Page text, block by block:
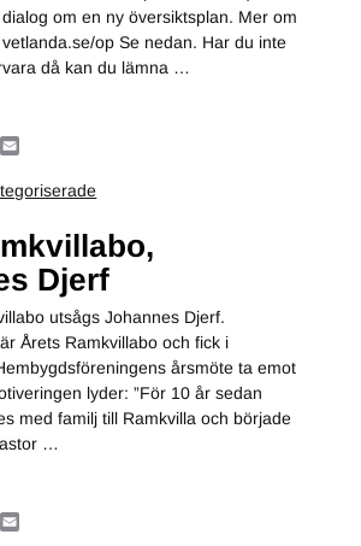
om en ny översiktsplan. Mer om
op Se nedan. Har du inte
då kan du lämna …
P
a
i
Djerf
utsågs Johannes Djerf.
Årets Ramkvillabo och fick i
årsmöte ta emot
lyder: ”För 10 år sedan
med familj till Ramkvilla och började
…
P